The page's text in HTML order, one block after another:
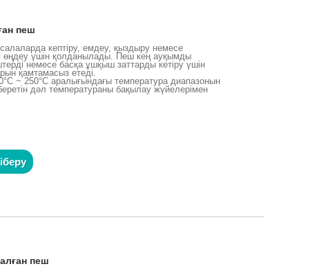
пеш
салаларда кептіру, емдеу, қыздыру немесе
өңдеу үшін қолданылады. Пеш кең ауқымды
немесе басқа ұшқыш заттарды кетіру үшін
қамтамасыз етеді.
~ 250°C аралығындағы температура диапазонын
дәл температураны бақылау жүйелерімен
пеш